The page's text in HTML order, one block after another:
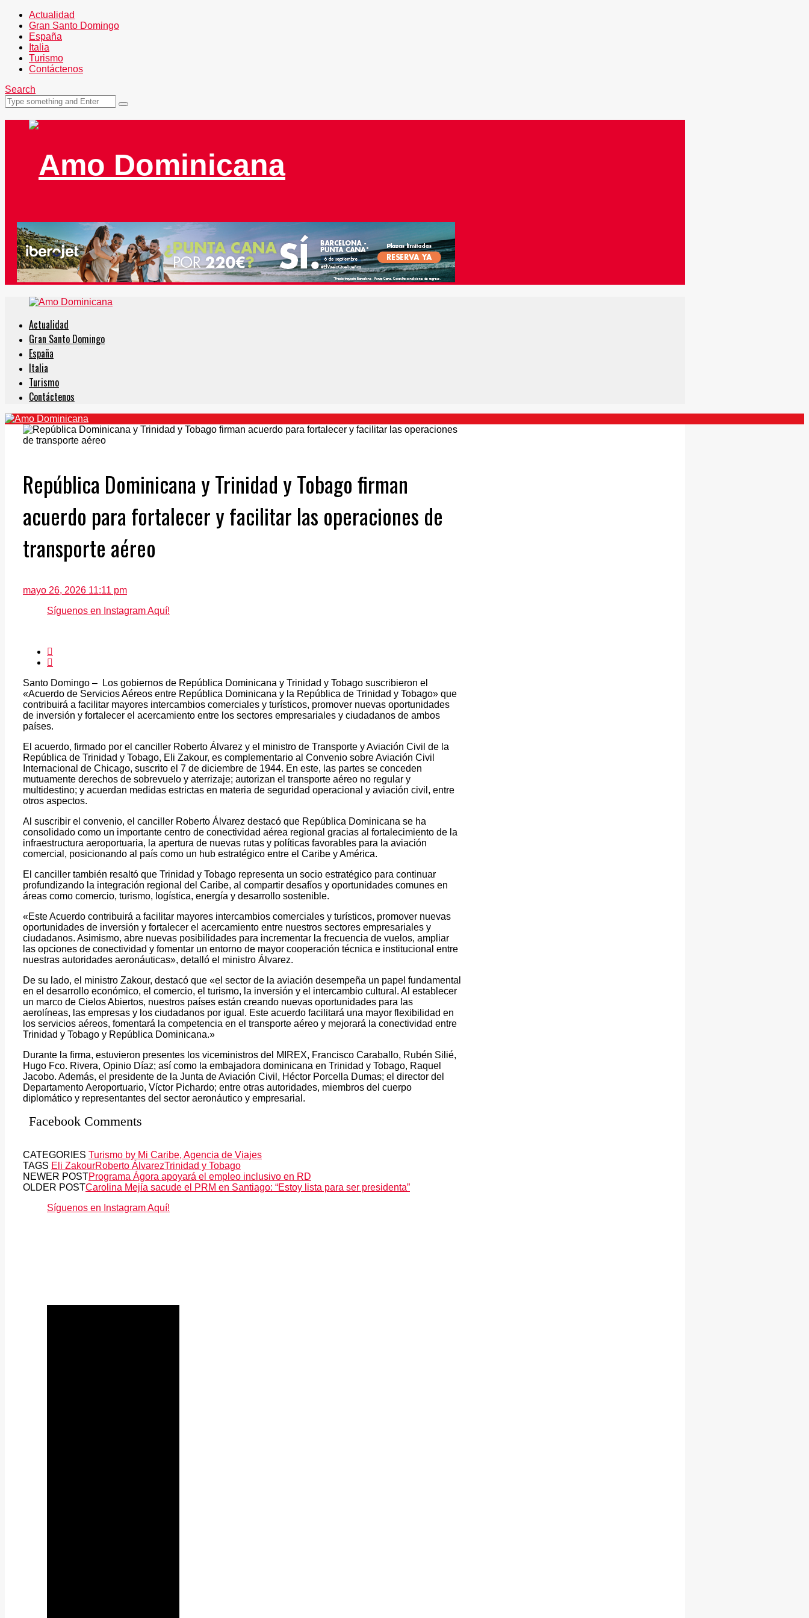
Actualidad
Gran Santo Domingo
España
Italia
Turismo
Contáctenos
Search
Actualidad
Gran Santo Domingo
España
Italia
Turismo
Contáctenos
República Dominicana y Trinidad y Tobago firman
acuerdo para fortalecer y facilitar las operaciones de
transporte aéreo
mayo 26, 2026 11:11 pm
Síguenos en Instagram Aquí!
Santo Domingo – Los gobiernos de República Dominicana y Trinidad y Tobago suscribieron el
«Acuerdo de Servicios Aéreos entre República Dominicana y la República de Trinidad y Tobago» que
contribuirá a facilitar mayores intercambios comerciales y turísticos, promover nuevas oportunidades
de inversión y fortalecer el acercamiento entre los sectores empresariales y ciudadanos de ambos
países.
El acuerdo, firmado por el canciller Roberto Álvarez y el ministro de Transporte y Aviación Civil de la
República de Trinidad y Tobago, Eli Zakour, es complementario al Convenio sobre Aviación Civil
Internacional de Chicago, suscrito el 7 de diciembre de 1944. En este, las partes se conceden
mutuamente derechos de sobrevuelo y aterrizaje; autorizan el transporte aéreo no regular y
multidestino; y acuerdan medidas estrictas en materia de seguridad operacional y aviación civil, entre
otros aspectos.
Al suscribir el convenio, el canciller Roberto Álvarez destacó que República Dominicana se ha
consolidado como un importante centro de conectividad aérea regional gracias al fortalecimiento de la
infraestructura aeroportuaria, la apertura de nuevas rutas y políticas favorables para la aviación
comercial, posicionando al país como un hub estratégico entre el Caribe y América.
El canciller también resaltó que Trinidad y Tobago representa un socio estratégico para continuar
profundizando la integración regional del Caribe, al compartir desafíos y oportunidades comunes en
áreas como comercio, turismo, logística, energía y desarrollo sostenible.
«Este Acuerdo contribuirá a facilitar mayores intercambios comerciales y turísticos, promover nuevas
oportunidades de inversión y fortalecer el acercamiento entre nuestros sectores empresariales y
ciudadanos. Asimismo, abre nuevas posibilidades para incrementar la frecuencia de vuelos, ampliar
las opciones de conectividad y fomentar un entorno de mayor cooperación técnica e institucional entre
nuestras autoridades aeronáuticas», detalló el ministro Álvarez.
De su lado, el ministro Zakour, destacó que «el sector de la aviación desempeña un papel fundamental
en el desarrollo económico, el comercio, el turismo, la inversión y el intercambio cultural. Al establecer
un marco de Cielos Abiertos, nuestros países están creando nuevas oportunidades para las
aerolíneas, las empresas y los ciudadanos por igual. Este acuerdo facilitará una mayor flexibilidad en
los servicios aéreos, fomentará la competencia en el transporte aéreo y mejorará la conectividad entre
Trinidad y Tobago y República Dominicana.»
Durante la firma, estuvieron presentes los viceministros del MIREX, Francisco Caraballo, Rubén Silié,
Hugo Fco. Rivera, Opinio Díaz; así como la embajadora dominicana en Trinidad y Tobago, Raquel
Jacobo. Además, el presidente de la Junta de Aviación Civil, Héctor Porcella Dumas; el director del
Departamento Aeroportuario, Víctor Pichardo; entre otras autoridades, miembros del cuerpo
diplomático y representantes del sector aeronáutico y empresarial.
Facebook Comments
CATEGORIES Turismo by Mi Caribe, Agencia de Viajes
TAGS Eli ZakourRoberto ÁlvarezTrinidad y Tobago
NEWER POSTPrograma Ágora apoyará el empleo inclusivo en RD
OLDER POSTCarolina Mejía sacude el PRM en Santiago: “Estoy lista para ser presidenta”
Síguenos en Instagram Aquí!